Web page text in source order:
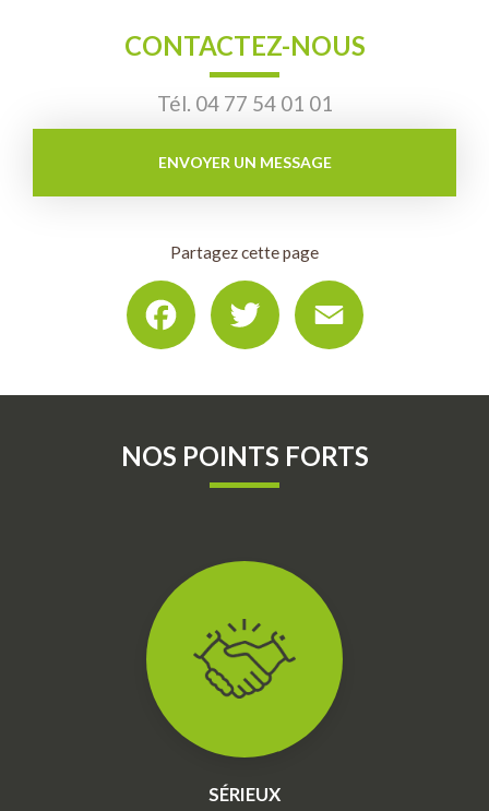
CONTACTEZ-NOUS
Tél. 04 77 54 01 01
ENVOYER UN MESSAGE
Partagez cette page
Facebook Twitter
NOS POINTS FORTS
SÉRIEUX